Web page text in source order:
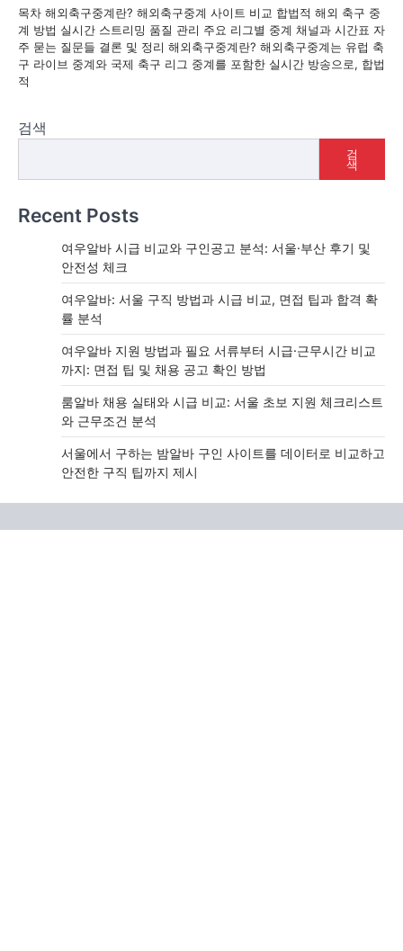
목차 해외축구중계란? 해외축구중계 사이트 비교 합법적 해외 축구 중
계 방법 실시간 스트리밍 품질 관리 주요 리그별 중계 채널과 시간표 자
주 묻는 질문들 결론 및 정리 해외축구중계란? 해외축구중계는 유럽 축
구 라이브 중계와 국제 축구 리그 중계를 포함한 실시간 방송으로, 합법
적
검색
검
색
Recent Posts
여우알바 시급 비교와 구인공고 분석: 서울·부산 후기 및
안전성 체크
여우알바: 서울 구직 방법과 시급 비교, 면접 팁과 합격 확
률 분석
여우알바 지원 방법과 필요 서류부터 시급·근무시간 비교
까지: 면접 팁 및 채용 공고 확인 방법
룸알바 채용 실태와 시급 비교: 서울 초보 지원 체크리스트
와 근무조건 분석
서울에서 구하는 밤알바 구인 사이트를 데이터로 비교하고
안전한 구직 팁까지 제시